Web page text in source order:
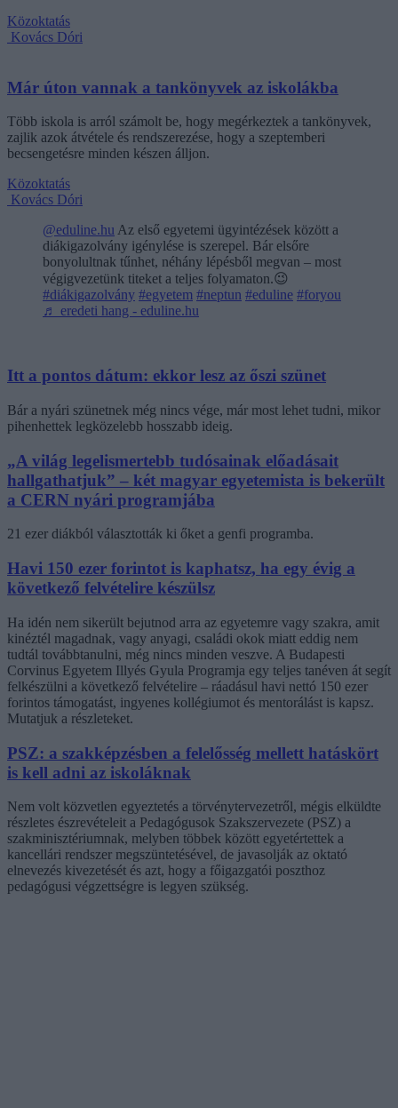
Közoktatás
Kovács Dóri
Már úton vannak a tankönyvek az iskolákba
Több iskola is arról számolt be, hogy megérkeztek a tankönyvek,
zajlik azok átvétele és rendszerezése, hogy a szeptemberi
becsengetésre minden készen álljon.
Közoktatás
Kovács Dóri
@eduline.hu Az első egyetemi ügyintézések között a
diákigazolvány igénylése is szerepel. Bár elsőre
bonyolultnak tűnhet, néhány lépésből megvan – most
végigvezetünk titeket a teljes folyamaton.😉
#diákigazolvány #egyetem #neptun #eduline #foryou
♬ eredeti hang - eduline.hu
Itt a pontos dátum: ekkor lesz az őszi szünet
Bár a nyári szünetnek még nincs vége, már most lehet tudni, mikor
pihenhettek legközelebb hosszabb ideig.
„A világ legelismertebb tudósainak előadásait
hallgathatjuk” – két magyar egyetemista is bekerült
a CERN nyári programjába
21 ezer diákból választották ki őket a genfi programba.
Havi 150 ezer forintot is kaphatsz, ha egy évig a
következő felvételire készülsz
Ha idén nem sikerült bejutnod arra az egyetemre vagy szakra, amit
kinéztél magadnak, vagy anyagi, családi okok miatt eddig nem
tudtál továbbtanulni, még nincs minden veszve. A Budapesti
Corvinus Egyetem Illyés Gyula Programja egy teljes tanéven át segít
felkészülni a következő felvételire – ráadásul havi nettó 150 ezer
forintos támogatást, ingyenes kollégiumot és mentorálást is kapsz.
Mutatjuk a részleteket.
PSZ: a szakképzésben a felelősség mellett hatáskört
is kell adni az iskoláknak
Nem volt közvetlen egyeztetés a törvénytervezetről, mégis elküldte
részletes észrevételeit a Pedagógusok Szakszervezete (PSZ) a
szakminisztériumnak, melyben többek között egyetértettek a
kancellári rendszer megszüntetésével, de javasolják az oktató
elnevezés kivezetését és azt, hogy a főigazgatói poszthoz
pedagógusi végzettségre is legyen szükség.